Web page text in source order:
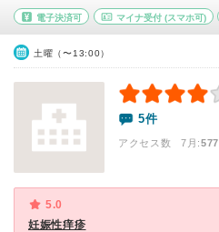
電子決済可 マイナ受付(スマホ可)
土曜（〜13:00）
5件
アクセス数 7月:577
5.0
妊娠性痒疹